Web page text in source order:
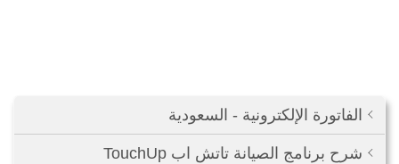
الفاتورة الإلكترونية - السعودية
شرح برنامج الصيانة تاتش اب TouchUp